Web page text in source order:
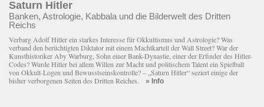
Saturn Hitler
Banken, Astrologie, Kabbala und die Bilderwelt des Dritten
Reichs
Verbarg Adolf Hitler ein starkes Interesse für Okkultismus und Astrologie? Was
verband den berüchtigten Diktator mit einem Macht­kartell der Wall Street? War der
Kunsthistoriker Aby Warburg, Sohn einer Bank-Dynastie, einer der Erfinder des Hitler-
Codes? Wurde Hitler bei allem Willen zur Macht und politischem Talent ein Spielball
von Okkult-Logen und Bewusstseinskontrolle? – „Saturn Hitler“ seziert einige der
bisher verborgenen Seiten des Dritten Reiches. » Info